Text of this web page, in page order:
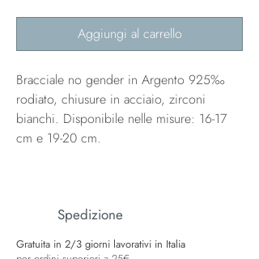
Aggiungi al carrello
Bracciale no gender in Argento 925‰
rodiato, chiusure in acciaio, zirconi
bianchi. Disponibile nelle misure: 16-17
cm e 19-20 cm.
Spedizione
Gratuita in 2/3 giorni lavorativi in Italia